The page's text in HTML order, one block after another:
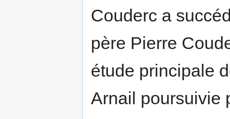
Couderc a
père Pierre
étude principale
Arnail poursuivie